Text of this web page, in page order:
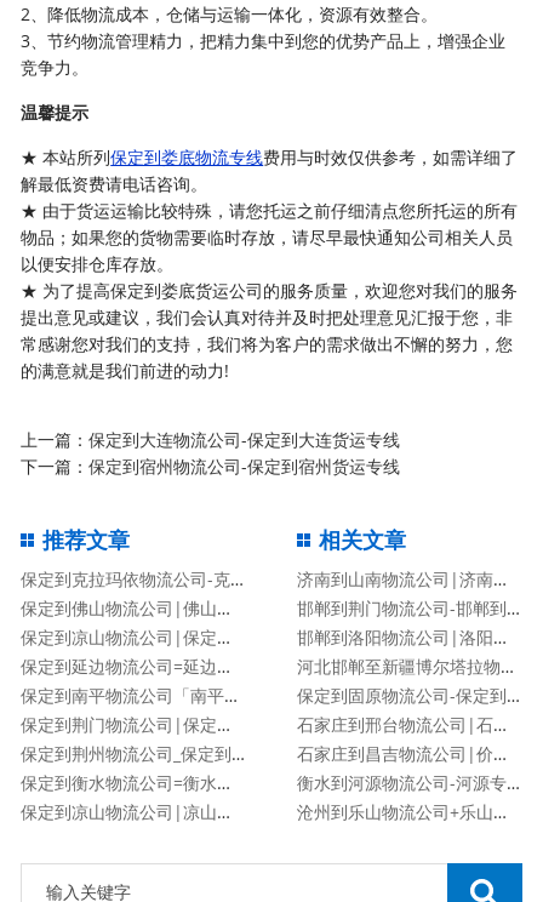
2、降低物流成本，仓储与运输一体化，资源有效整合。
3、节约物流管理精力，把精力集中到您的优势产品上，增强企业
竞争力。
温馨提示
★ 本站所列保定到娄底物流专线费用与时效仅供参考，如需详细了
解最低资费请电话咨询。
★ 由于货运运输比较特殊，请您托运之前仔细清点您所托运的所有
物品；如果您的货物需要临时存放，请尽早最快通知公司相关人员
以便安排仓库存放。
★ 为了提高保定到娄底货运公司的服务质量，欢迎您对我们的服务
提出意见或建议，我们会认真对待并及时把处理意见汇报于您，非
常感谢您对我们的支持，我们将为客户的需求做出不懈的努力，您
的满意就是我们前进的动力!
上一篇：保定到大连物流公司-保定到大连货运专线
下一篇：保定到宿州物流公司-保定到宿州货运专线
推荐文章
保定到克拉玛依物流公司-克拉玛依专线
保定到佛山物流公司|佛山专线
保定到凉山物流公司|保定到凉山货运专线
保定到延边物流公司=延边专线
保定到南平物流公司「南平专线」
保定到荆门物流公司|保定到荆门物流专线
保定到荆州物流公司_保定到荆州物流专线
保定到衡水物流公司=衡水专线
保定到凉山物流公司|凉山专线
相关文章
济南到山南物流公司|济南到山南物流专线
邯郸到荆门物流公司-邯郸到荆门货运专线
邯郸到洛阳物流公司|洛阳专线
河北邯郸至新疆博尔塔拉物流公司|新疆博尔塔拉至河北邯郸
保定到固原物流公司-保定到固原货运专线
石家庄到邢台物流公司|石家庄到邢台货运专线
石家庄到昌吉物流公司|价格查询
衡水到河源物流公司-河源专线
沧州到乐山物流公司+乐山专线